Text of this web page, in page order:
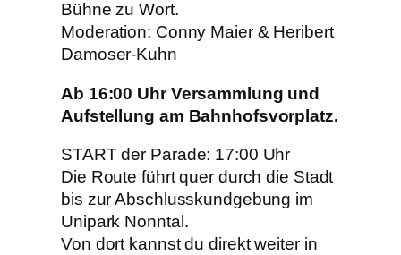
Bühne zu Wort.
Moderation: Conny Maier & Heribert
Damoser-Kuhn
Ab 16:00 Uhr Versammlung und
Aufstellung am Bahnhofsvorplatz.
START der Parade: 17:00 Uhr
Die Route führt quer durch die Stadt
bis zur Abschlusskundgebung im
Unipark Nonntal.
Von dort kannst du direkt weiter in